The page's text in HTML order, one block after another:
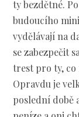
ty bezdětné.
budoucího
vydělávají na
se zabezpečit
trest pro ty, co
Opravdu je
poslední době